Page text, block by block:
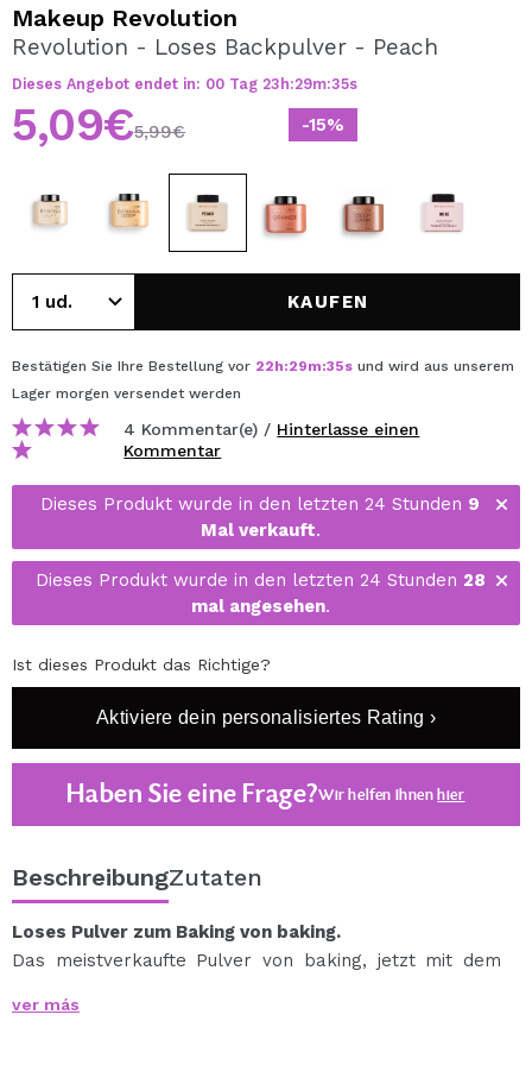
REGISTRIEREN
Durch die Erstellung eines Kontos bei Maquillalia.de
können Sie Ihre Einkäufe schnell tätigen, den Status Ihrer
Bestellungen überprüfen und Ihre bisherigen Vorgänge
einsehen.
BENUTZERKONTO ERSTELLEN
Makeup Revolution
Revolution - Loses Backpulver - Peach
Dieses Angebot endet in: 00 Tag 23 h:29m:35s
-15%
5,09€5,99€
KAUFEN
Bestätigen Sie Ihre Bestellung vor 22h:29m:35s und wird aus unserem
Lager morgen versendet werden
4 Kommentar(e) / Hinterlasse einen
Kommentar
Dieses Produkt wurde in den letzten 24 Stunden 9
Mal verkauft.
Dieses Produkt wurde in den letzten 24 Stunden 28
mal angesehen.
Ist dieses Produkt das Richtige?
Aktiviere dein personalisiertes Rating ›
Haben Sie eine Frage?Wir helfen Ihnenhier
BeschreibungZutaten
Loses Pulver zum Baking von baking.
Das meistverkaufte Pulver von baking, jetzt mit dem
Beleuchten und fixieren Sie sie mit den neuen baking-
ver más